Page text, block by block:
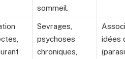
sommeil.
Sevrages,
psychoses
chroniques,
idées